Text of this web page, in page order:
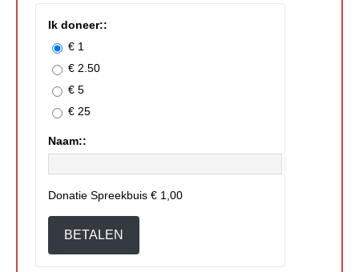
Ik doneer::
€ 1
€ 2.50
€ 5
€ 25
Naam::
Donatie Spreekbuis € 1,00
BETALEN